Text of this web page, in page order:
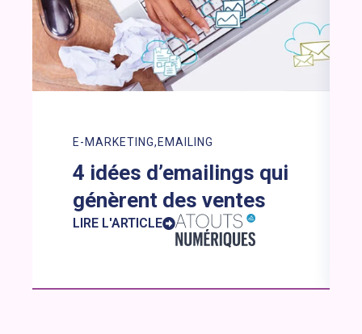
E-MARKETING EMAILING
4 idées d’emailings qui
génèrent des ventes
LIRE L'ARTICLE